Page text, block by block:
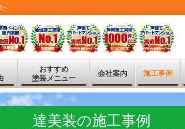
へ
おすすめ
塗装メニュー
会社案内 施工事例
達美装の施工事例